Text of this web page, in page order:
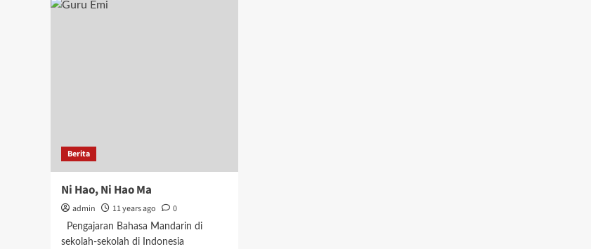
Berita
Ni Hao, Ni Hao Ma
admin 11 years ago 0
Pengajaran Bahasa Mandarin di
sekolah-sekolah di Indonesia